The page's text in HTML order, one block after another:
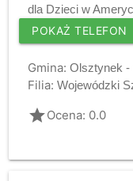
dla Dzieci w
POKAŻ TELEFON
Gmina: Olsztynek -
Filia: Wojewódzki
gradeOcena: 0.0